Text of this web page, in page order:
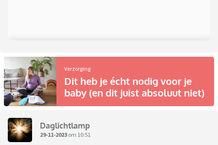
Verzorging
Dit heb je écht nodig voor je
baby (en dit juist absoluut niet)
Daglichtlamp
29-11-2023 om 10:51